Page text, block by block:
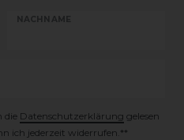
NACHNAME
die Daten­schutz­erklärung gelesen
ich jederzeit widerrufen.**